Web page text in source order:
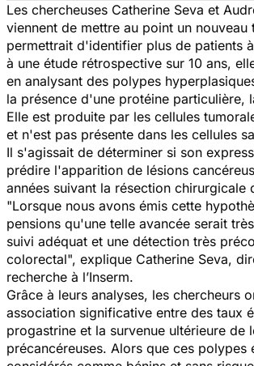
Les chercheuses Catherine Seva et
viennent de mettre au point un nouveau
permettrait d'identifier plus de patients
à une étude rétrospective sur 10 ans,
en analysant des polypes
la présence d'une protéine particulière,
Elle est produite par les cellules
et n'est pas présente dans les cellules
Il s'agissait de déterminer si son
prédire l'apparition de lésions
années suivant la résection chirurgicale
"Lorsque nous avons émis cette
pensions qu'une telle avancée serait
suivi adéquat et une détection très
colorectal", explique Catherine Seva,
recherche à l’Inserm.
Grâce à leurs analyses, les chercheurs
association significative entre des taux
progastrine et la survenue ultérieure de
précancéreuses. Alors que ces polypes